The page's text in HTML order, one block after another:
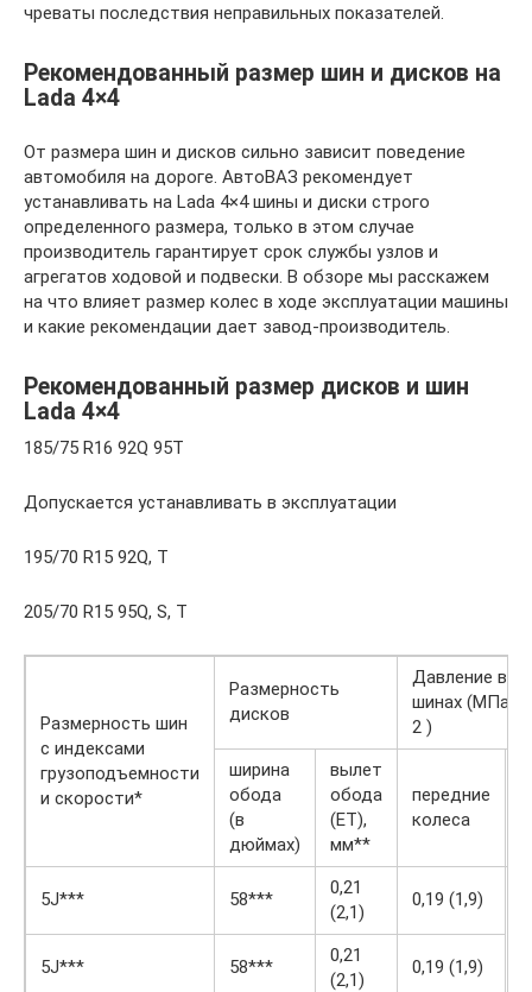
чреваты последствия неправильных показателей.
Рекомендованный размер шин и дисков на
Lada 4×4
От размера шин и дисков сильно зависит поведение
автомобиля на дороге. АвтоВАЗ рекомендует
устанавливать на Lada 4×4 шины и диски строго
определенного размера, только в этом случае
производитель гарантирует срок службы узлов и
агрегатов ходовой и подвески. В обзоре мы расскажем
на что влияет размер колес в ходе эксплуатации машины
и какие рекомендации дает завод-производитель.
Рекомендованный размер дисков и шин
Lada 4×4
185/75 R16 92Q 95T
Допускается устанавливать в эксплуатации
195/70 R15 92Q, T
205/70 R15 95Q, S, T
Размерность шин
с индексами
грузоподъемности
и скорости*
Размерность
дисков
Давление
шинах (МПа
2 )
ширина
обода
(в
дюймах)
вылет
обода
(ET),
мм**
передние
колеса
5J*** 58***
0,21
(2,1)
0,19 (1,9)
5J*** 58***
0,21
(2,1)
0,19 (1,9)